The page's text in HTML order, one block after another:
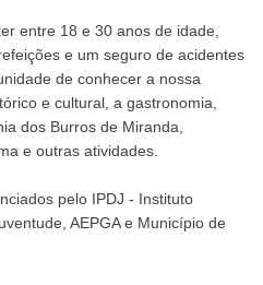
entre 18 e 30 anos de idade,
e um seguro de acidentes
de conhecer a nossa
e cultural, a gastronomia,
dos Burros de Miranda,
e outras atividades.
pelo IPDJ - Instituto
AEPGA e Município de